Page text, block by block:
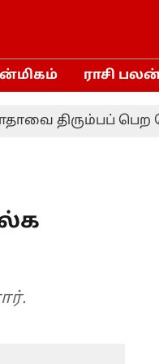
ராசி
திரும்பப் பெற
காலமானார்.